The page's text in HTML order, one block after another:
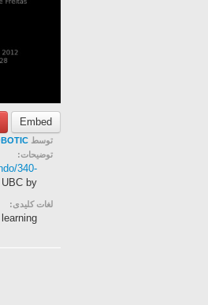
Embed
توسط
توضیحات:
340-
by ...
لغات کلیدی: